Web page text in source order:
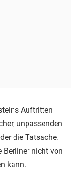
Auftritten
unpassenden
die Tatsache,
Berliner nicht von
kann.